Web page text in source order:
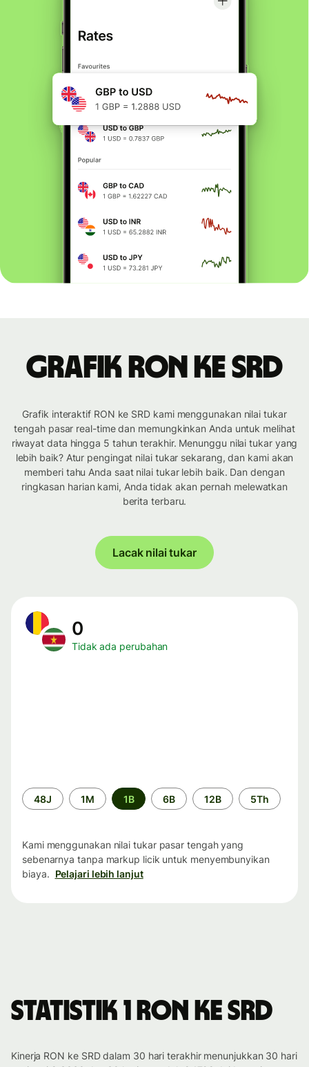
Grafik RON ke SRD
Grafik interaktif RON ke SRD kami menggunakan nilai tukar
tengah pasar real-time dan memungkinkan Anda untuk melihat
riwayat data hingga 5 tahun terakhir. Menunggu nilai tukar yang
lebih baik? Atur pengingat nilai tukar sekarang, dan kami akan
memberi tahu Anda saat nilai tukar lebih baik. Dan dengan
ringkasan harian kami, Anda tidak akan pernah melewatkan
berita terbaru.
Lacak nilai tukar
0
Tidak ada perubahan
Periode
waktu
48J 1M 1B 6B 12B 5Th
Kami menggunakan nilai tukar pasar tengah yang
sebenarnya tanpa markup licik untuk menyembunyikan
biaya. Pelajari lebih lanjut
Statistik 1 RON ke SRD
Kinerja RON ke SRD dalam 30 hari terakhir menunjukkan 30 hari